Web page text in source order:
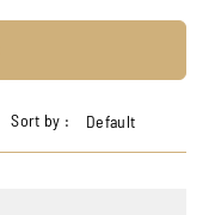
Sort by : Default